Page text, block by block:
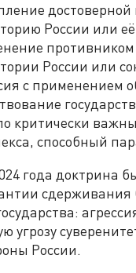
России или
противником
России или
с применением
критически
способный
года доктрина
сдерживания
угрозу
России.